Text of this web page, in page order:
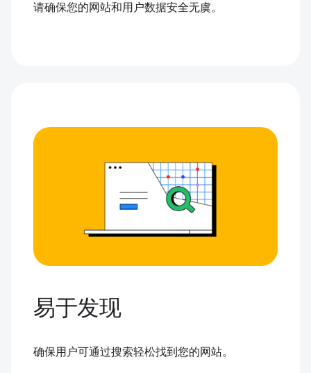
请确保您的网站和用户数据安全无虞。
易于发现
确保用户可通过搜索轻松找到您的网站。